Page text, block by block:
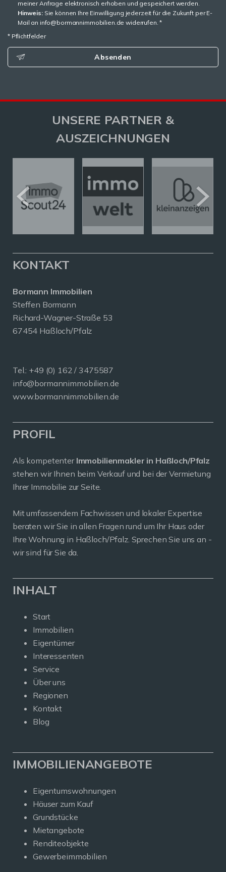
meiner Anfrage elektronisch erhoben und gespeichert werden.
Hinweis:Sie können Ihre Einwilligung jederzeit für die Zukunft per E-
Mail an info@bormannimmobilien.de widerrufen. *
* Pflichtfelder
Absenden
UNSERE PARTNER &
AUSZEICHNUNGEN
KONTAKT
Bormann Immobilien
Steffen Bormann
Richard-Wagner-Straße 53
67454 Haßloch/Pfalz
Tel.: +49 (0) 162 / 3475587
info@bormannimmobilien.de
www.bormannimmobilien.de
PROFIL
Als kompetenter Immobilienmakler in Haßloch/Pfalz
stehen wir Ihnen beim Verkauf und bei der Vermietung
Ihrer Immobilie zur Seite.
Mit umfassendem Fachwissen und lokaler Expertise
beraten wir Sie in allen Fragen rund um Ihr Haus oder
Ihre Wohnung in Haßloch/Pfalz. Sprechen Sie uns an -
wir sind für Sie da.
INHALT
Start
Immobilien
Eigentümer
Interessenten
Service
Über uns
Regionen
Kontakt
Blog
IMMOBILIENANGEBOTE
Eigentumswohnungen
Häuser zum Kauf
Grundstücke
Mietangebote
Renditeobjekte
Gewerbeimmobilien